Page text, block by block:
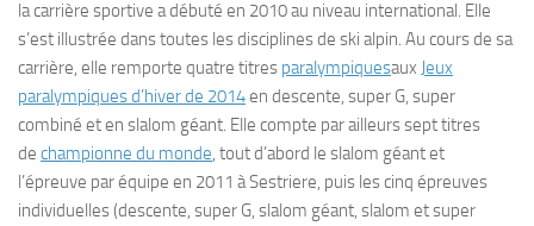
la carrière sportive a débuté en 2010 au niveau international. Elle
s’est illustrée dans toutes les disciplines de ski alpin. Au cours de sa
carrière, elle remporte quatre titres paralympiquesaux Jeux
paralympiques d’hiver de 2014en descente, super G, super
combiné et en slalom géant. Elle compte par ailleurs sept titres
de championne du monde, tout d’abord le slalom géant et
l’épreuve par équipe en 2011 à Sestriere, puis les cinq épreuves
individuelles (descente, super G, slalom géant, slalom et super